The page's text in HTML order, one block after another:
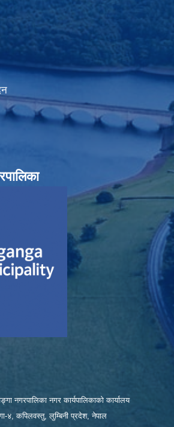
नगरपालिका नगर कार्यपालिकाको कार्यालय
४, कपिलवस्तु, लुम्बिनी प्रदेश, नेपाल